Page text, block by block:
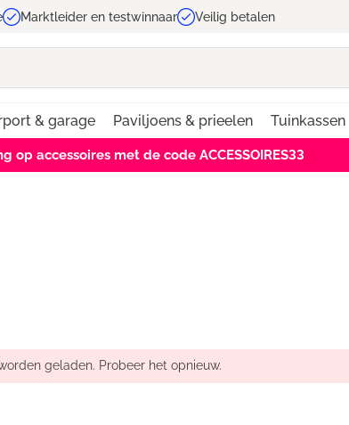
Marktleider en testwinnaar Veilig betalen
& garage Paviljoens & prieelen Tuinkassen
op accessoires met de code ACCESSOIRES33
geladen. Probeer het opnieuw.